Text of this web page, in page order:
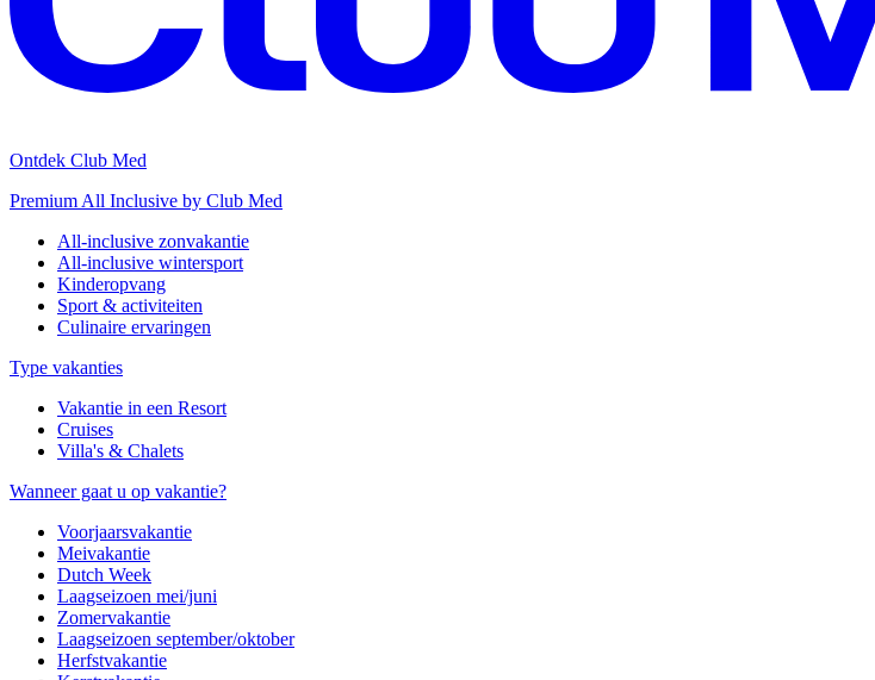
Ontdek Club Med
Premium All Inclusive by Club Med
All-inclusive zonvakantie
All-inclusive wintersport
Kinderopvang
Sport & activiteiten
Culinaire ervaringen
Type vakanties
Vakantie in een Resort
Cruises
Villa's & Chalets
Wanneer gaat u op vakantie?
Voorjaarsvakantie
Meivakantie
Dutch Week
Laagseizoen mei/juni
Zomervakantie
Laagseizoen september/oktober
Herfstvakantie